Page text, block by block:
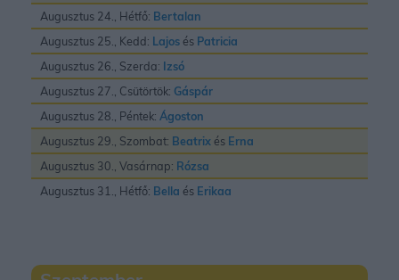
Augusztus 24., Hétfő: Bertalan
Augusztus 25., Kedd: Lajos és Patricia
Augusztus 26., Szerda: Izsó
Augusztus 27., Csütörtök: Gáspár
Augusztus 28., Péntek: Ágoston
Augusztus 29., Szombat: Beatrix és Erna
Augusztus 30., Vasárnap: Rózsa
Augusztus 31., Hétfő: Bella és Erikaa